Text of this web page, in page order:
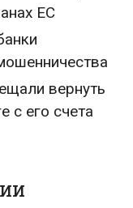
ЕС
вернуть
с его счета